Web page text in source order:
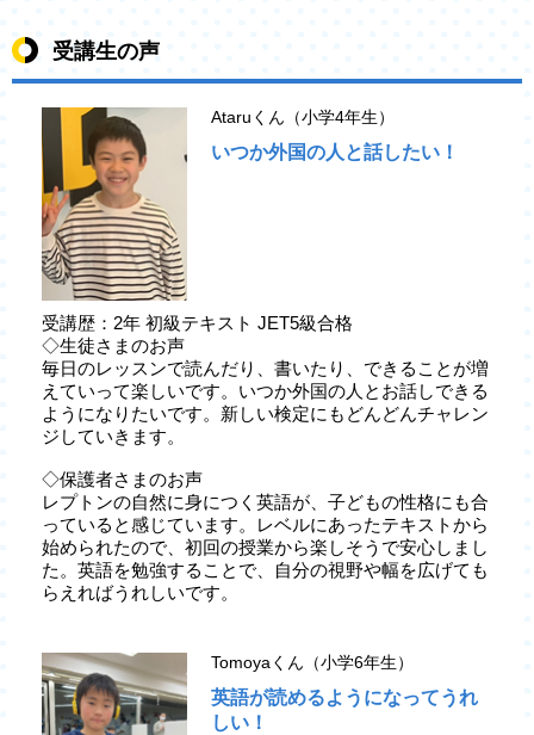
受講生の声
Ataruくん（小学4年生）
いつか外国の人と話したい！
受講歴：2年 初級テキスト JET5級合格
◇生徒さまのお声
毎日のレッスンで読んだり、書いたり、できることが増
えていって楽しいです。いつか外国の人とお話しできる
ようになりたいです。新しい検定にもどんどんチャレン
ジしていきます。
◇保護者さまのお声
レプトンの自然に身につく英語が、子どもの性格にも合
っていると感じています。レベルにあったテキストから
始められたので、初回の授業から楽しそうで安心しまし
た。英語を勉強することで、自分の視野や幅を広げても
らえればうれしいです。
Tomoyaくん（小学6年生）
英語が読めるようになってうれ
しい！